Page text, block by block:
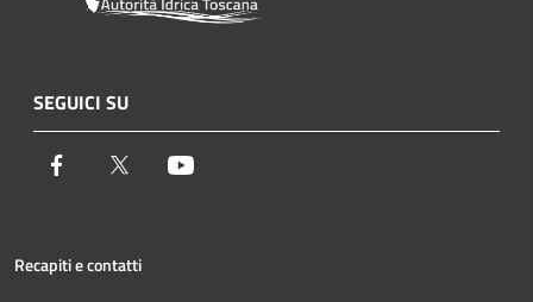
SEGUICI SU
Facebook Twitter
Recapiti e contatti